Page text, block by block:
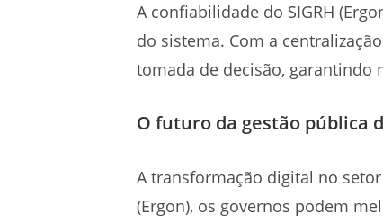
A confiabilidade do SIGRH
do sistema. Com a
tomada de decisão, garantindo
O futuro da gestão pública
A transformação digital no
(Ergon), os governos podem